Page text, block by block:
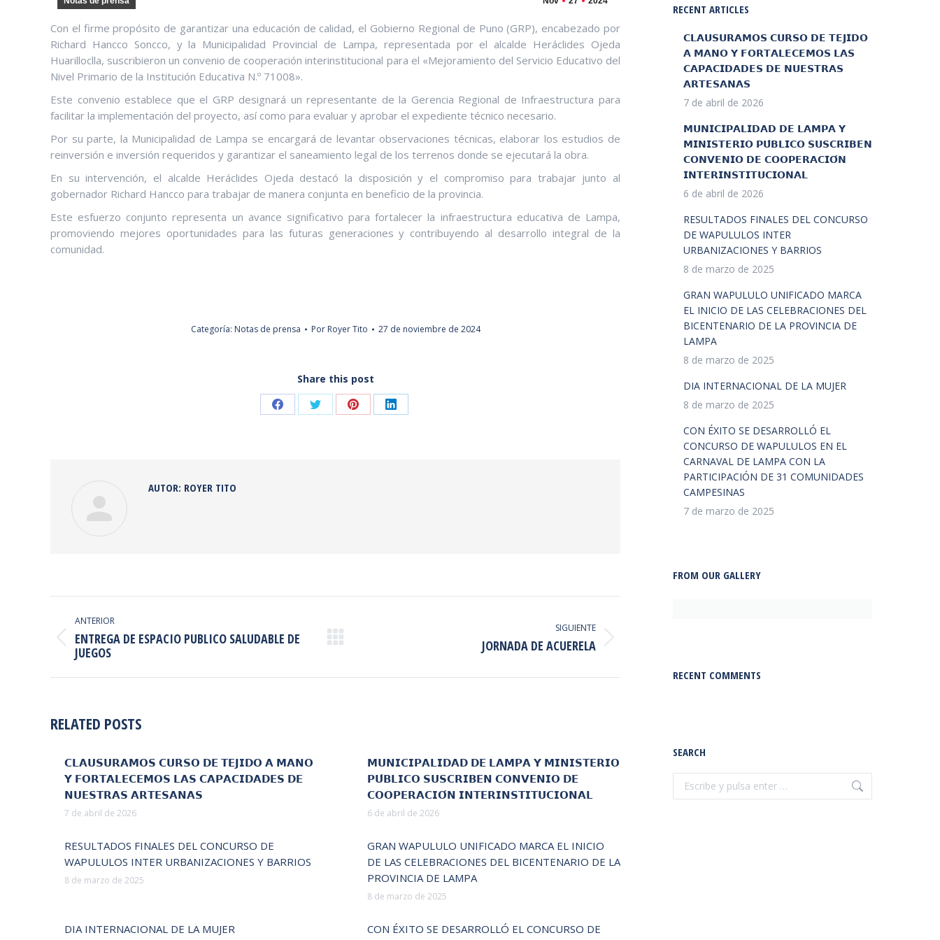
Con el firme propósito de garantizar una educación de calidad, el Gobierno Regional de Puno (GRP), encabezado por
Richard Hancco Soncco, y la Municipalidad Provincial de Lampa, representada por el alcalde Heráclides Ojeda
Huarilloclla, suscribieron un convenio de cooperación interinstitucional para el «Mejoramiento del Servicio Educativo del
Nivel Primario de la Institución Educativa N.º 71008».
Este convenio establece que el GRP designará un representante de la Gerencia Regional de Infraestructura para
facilitar la implementación del proyecto, así como para evaluar y aprobar el expediente técnico necesario.
Por su parte, la Municipalidad de Lampa se encargará de levantar observaciones técnicas, elaborar los estudios de
reinversión e inversión requeridos y garantizar el saneamiento legal de los terrenos donde se ejecutará la obra.
En su intervención, el alcalde Heráclides Ojeda destacó la disposición y el compromiso para trabajar junto al
gobernador Richard Hancco para trabajar de manera conjunta en beneficio de la provincia.
Este esfuerzo conjunto representa un avance significativo para fortalecer la infraestructura educativa de Lampa,
promoviendo mejores oportunidades para las futuras generaciones y contribuyendo al desarrollo integral de la
comunidad.
Categoría: Notas de prensa Por Royer Tito 27 de noviembre de 2024
Share this post
Share Share Share Share
AUTOR: ROYER TITO
ENTRE
PUBLICACIONES
ANTERIOR
Publicación
anterior:
ENTREGA DE ESPACIO PUBLICO SALUDABLE DE
JUEGOS
SIGUIENTE
JORNADA DE ACUERELA
RELATED POSTS
𝗖𝗟𝗔𝗨𝗦𝗨𝗥𝗔𝗠𝗢𝗦 𝗖𝗨𝗥𝗦𝗢 𝗗𝗘 𝗧𝗘𝗝𝗜𝗗𝗢 𝗔 𝗠𝗔𝗡𝗢
𝗬 𝗙𝗢𝗥𝗧𝗔𝗟𝗘𝗖𝗘𝗠𝗢𝗦 𝗟𝗔𝗦 𝗖𝗔𝗣𝗔𝗖𝗜𝗗𝗔𝗗𝗘𝗦 𝗗𝗘
𝗡𝗨𝗘𝗦𝗧𝗥𝗔𝗦 𝗔𝗥𝗧𝗘𝗦𝗔𝗡𝗔𝗦
7 de abril de 2026
𝗠𝗨𝗡𝗜𝗖𝗜𝗣𝗔𝗟𝗜𝗗𝗔𝗗 𝗗𝗘 𝗟𝗔𝗠𝗣𝗔 𝗬 𝗠𝗜𝗡𝗜𝗦𝗧𝗘𝗥𝗜𝗢
𝗣𝗨́𝗕𝗟𝗜𝗖𝗢 𝗦𝗨𝗦𝗖𝗥𝗜𝗕𝗘𝗡 𝗖𝗢𝗡𝗩𝗘𝗡𝗜𝗢 𝗗𝗘
𝗖𝗢𝗢𝗣𝗘𝗥𝗔𝗖𝗜𝗢́𝗡 𝗜𝗡𝗧𝗘𝗥𝗜𝗡𝗦𝗧𝗜𝗧𝗨𝗖𝗜𝗢𝗡𝗔𝗟
6 de abril de 2026
RESULTADOS FINALES DEL CONCURSO DE
WAPULULOS INTER URBANIZACIONES Y BARRIOS
8 de marzo de 2025
GRAN WAPULULO UNIFICADO MARCA EL INICIO
DE LAS CELEBRACIONES DEL BICENTENARIO DE LA
PROVINCIA DE LAMPA
8 de marzo de 2025
DIA INTERNACIONAL DE LA MUJER
CON ÉXITO SE DESARROLLÓ EL CONCURSO DE
RECENT ARTICLES
𝗖𝗟𝗔𝗨𝗦𝗨𝗥𝗔𝗠𝗢𝗦 𝗖𝗨𝗥𝗦𝗢 𝗗𝗘 𝗧𝗘𝗝𝗜𝗗𝗢
𝗔 𝗠𝗔𝗡𝗢 𝗬 𝗙𝗢𝗥𝗧𝗔𝗟𝗘𝗖𝗘𝗠𝗢𝗦 𝗟𝗔𝗦
𝗖𝗔𝗣𝗔𝗖𝗜𝗗𝗔𝗗𝗘𝗦 𝗗𝗘 𝗡𝗨𝗘𝗦𝗧𝗥𝗔𝗦
𝗔𝗥𝗧𝗘𝗦𝗔𝗡𝗔𝗦
7 de abril de 2026
𝗠𝗨𝗡𝗜𝗖𝗜𝗣𝗔𝗟𝗜𝗗𝗔𝗗 𝗗𝗘 𝗟𝗔𝗠𝗣𝗔 𝗬
𝗠𝗜𝗡𝗜𝗦𝗧𝗘𝗥𝗜𝗢 𝗣𝗨́𝗕𝗟𝗜𝗖𝗢 𝗦𝗨𝗦𝗖𝗥𝗜𝗕𝗘𝗡
𝗖𝗢𝗡𝗩𝗘𝗡𝗜𝗢 𝗗𝗘 𝗖𝗢𝗢𝗣𝗘𝗥𝗔𝗖𝗜𝗢́𝗡
𝗜𝗡𝗧𝗘𝗥𝗜𝗡𝗦𝗧𝗜𝗧𝗨𝗖𝗜𝗢𝗡𝗔𝗟
6 de abril de 2026
RESULTADOS FINALES DEL CONCURSO
DE WAPULULOS INTER
URBANIZACIONES Y BARRIOS
8 de marzo de 2025
GRAN WAPULULO UNIFICADO MARCA
EL INICIO DE LAS CELEBRACIONES DEL
BICENTENARIO DE LA PROVINCIA DE
LAMPA
8 de marzo de 2025
DIA INTERNACIONAL DE LA MUJER
8 de marzo de 2025
CON ÉXITO SE DESARROLLÓ EL
CONCURSO DE WAPULULOS EN EL
CARNAVAL DE LAMPA CON LA
PARTICIPACIÓN DE 31 COMUNIDADES
CAMPESINAS
7 de marzo de 2025
FROM OUR GALLERY
RECENT COMMENTS
SEARCH
Buscar: